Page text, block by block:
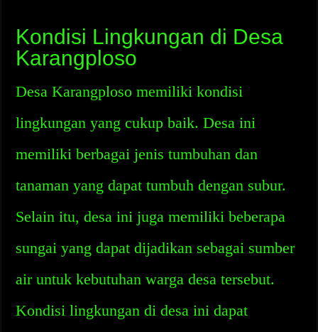
Kondisi Lingkungan di Desa
Karangploso
Desa Karangploso memiliki kondisi
lingkungan yang cukup baik. Desa ini
memiliki berbagai jenis tumbuhan dan
tanaman yang dapat tumbuh dengan subur.
Selain itu, desa ini juga memiliki beberapa
sungai yang dapat dijadikan sebagai sumber
air untuk kebutuhan warga desa tersebut.
Kondisi lingkungan di desa ini dapat